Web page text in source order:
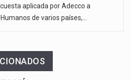
aplicada por Adecco a
de varios países,…